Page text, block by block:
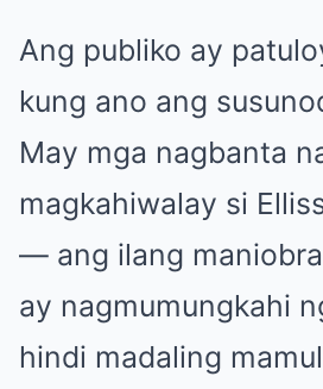
Ang publiko ay
kung ano ang
May mga nagbanta
magkahiwalay si
— ang ilang
ay nagmumungkahi
hindi madaling